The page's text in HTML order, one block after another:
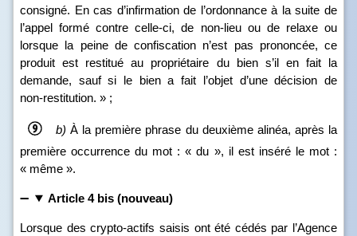
consigné. En cas d’infirmation de l’ordonnance à la suite de
l’appel formé contre celle‑ci, de non‑lieu ou de relaxe ou
lorsque la peine de confiscation n’est pas prononcée, ce
produit est restitué au propriétaire du bien s’il en fait la
demande, sauf si le bien a fait l’objet d’une décision de
non‑restitution. » ;
b) À la première phrase du deuxième alinéa, après la
première occurrence du mot : « du », il est inséré le mot :
« même ».
Article 4 bis (nouveau)
Lorsque des crypto-actifs saisis ont été cédés par l’Agence